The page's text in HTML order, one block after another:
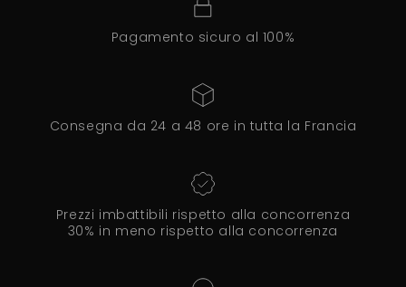
Pagamento sicuro al 100%
Consegna da 24 a 48 ore in tutta la Francia
Prezzi imbattibili rispetto alla concorrenza
30% in meno rispetto alla concorrenza